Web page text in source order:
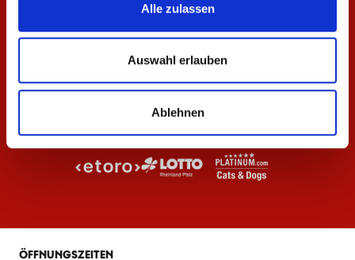
Alle zulassen
Auswahl erlauben
Ablehnen
ÖFFNUNGSZEITEN